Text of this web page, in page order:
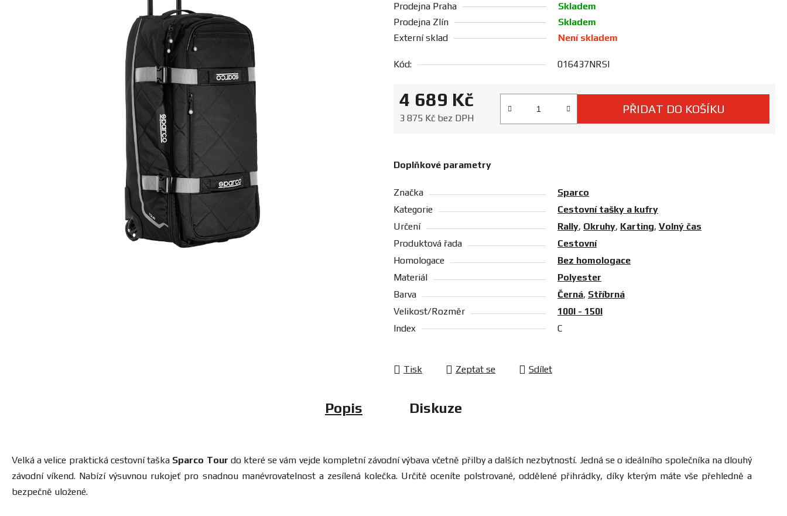
Prodejna Praha
Skladem
Prodejna Zlín
Skladem
Externí sklad
Není skladem
Kód: 016437NRSI
4 689 Kč
3 875 Kč bez DPH
PŘIDAT DO KOŠÍKU
Doplňkové parametry
Značka
Sparco
Kategorie
Cestovní tašky a kufry
Určení
Rally, Okruhy, Karting, Volný čas
Produktová řada
Cestovní
Homologace
Bez homologace
Materiál
Polyester
Barva
Černá, Stříbrná
Velikost/Rozměr
100l - 150l
Index
C
Tisk Zeptat se Sdílet
Popis Diskuze
Velká a velice praktická cestovní taška Sparco Tour do které se vám vejde kompletní závodní výbava včetně přilby a dalších nezbytností. Jedná se o ideálního společníka na dlouhý
závodní víkend. Nabízí výsuvnou rukojeť pro snadnou manévrovatelnost a zesílená kolečka. Určitě oceníte polstrované, oddělené přihrádky, díky kterým máte vše přehledně a
bezpečně uložené.